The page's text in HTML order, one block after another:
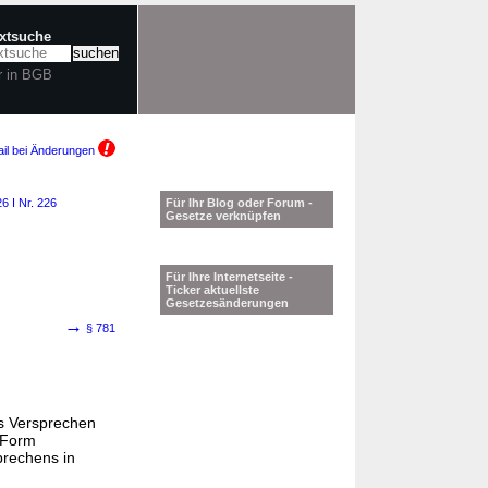
in BGB
bei Änderungen
I Nr. 226
→ § 781
Versprechen
in
Für Ihr Blog oder Forum -
Gesetze verknüpfen
Für Ihre Internetseite -
Ticker aktuellste
Gesetzesänderungen